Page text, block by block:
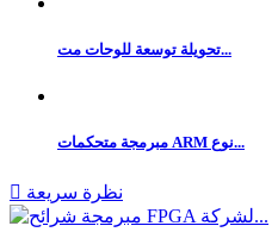
تحويلة توسعة للوحات مت...
مبرمجة متحكمات ARM نوع...
 نظرة سريعة